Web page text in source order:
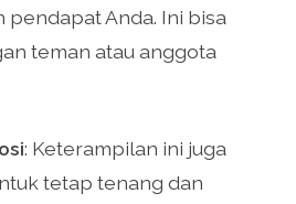
pendapat Anda. Ini bisa
teman atau anggota
: Keterampilan ini juga
tetap tenang dan